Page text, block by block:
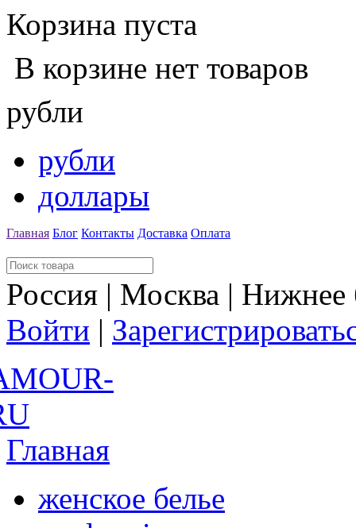
Корзина пуста
В корзине нет товаров
рубли
рубли
доллары
Главная Блог Контакты Доставка Оплата
Россия | Москва |
Войти |
Главная
женское белье